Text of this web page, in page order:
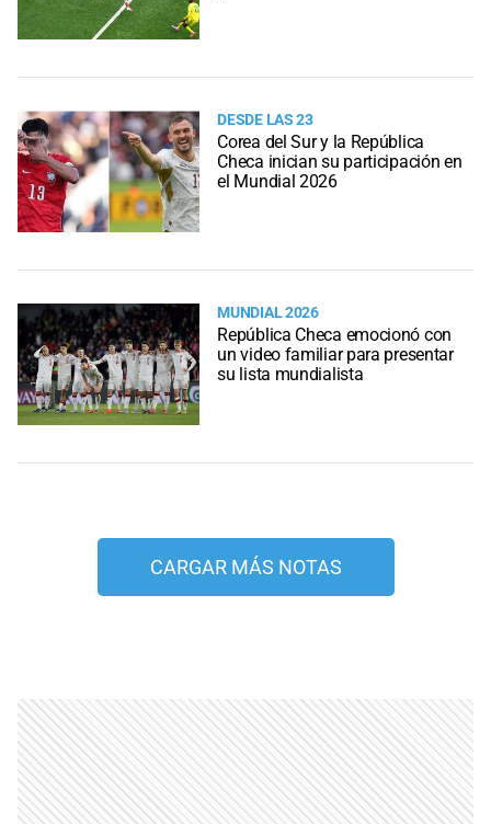
DESDE LAS 23
Corea del Sur y la República
Checa inician su participación en
el Mundial 2026
MUNDIAL 2026
República Checa emocionó con
un video familiar para presentar
su lista mundialista
CARGAR MÁS NOTAS